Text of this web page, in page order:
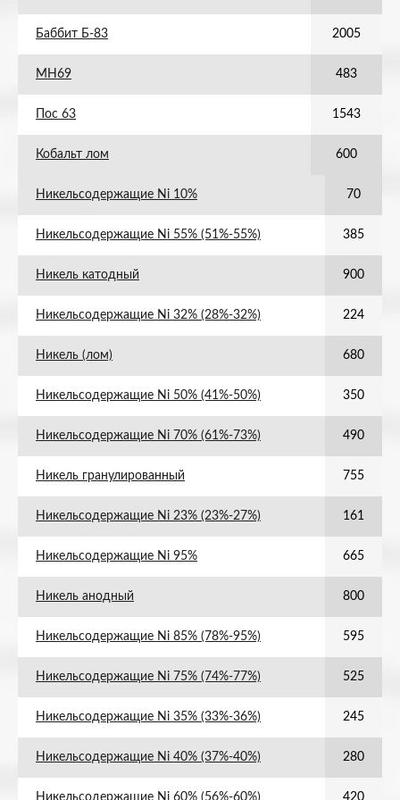
Баббит Б-83 2005
МН69 483
Пос 63 1543
Кобальт лом 600
Никельсодержащие Ni 10% 70
Никельсодержащие Ni 55% (51%-55%) 385
Никель катодный 900
Никельсодержащие Ni 32% (28%-32%) 224
Никель (лом) 680
Никельсодержащие Ni 50% (41%-50%) 350
Никельсодержащие Ni 70% (61%-73%) 490
Никель гранулированный 755
Никельсодержащие Ni 23% (23%-27%) 161
Никельсодержащие Ni 95% 665
Никель анодный 800
Никельсодержащие Ni 85% (78%-95%) 595
Никельсодержащие Ni 75% (74%-77%) 525
Никельсодержащие Ni 35% (33%-36%) 245
Никельсодержащие Ni 40% (37%-40%) 280
Никельсодержащие Ni 60% (56%-60%) 420